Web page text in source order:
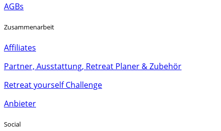
AGBs
Zusammenarbeit
Affiliates
Partner, Ausstattung, Retreat Planer & Zubehör
Retreat yourself Challenge
Anbieter
Social